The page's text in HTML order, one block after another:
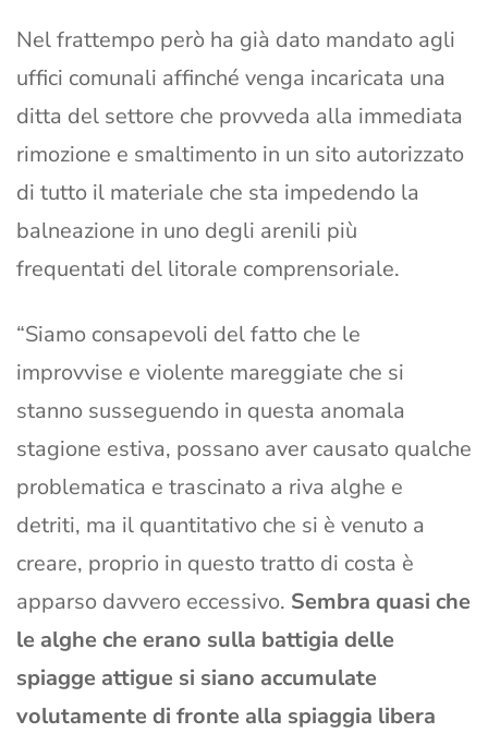
Nel frattempo però ha già dato mandato agli
uffici comunali affinché venga incaricata una
ditta del settore che provveda alla immediata
rimozione e smaltimento in un sito autorizzato
di tutto il materiale che sta impedendo la
balneazione in uno degli arenili più
frequentati del litorale comprensoriale.
“Siamo consapevoli del fatto che le
improvvise e violente mareggiate che si
stanno susseguendo in questa anomala
stagione estiva, possano aver causato qualche
problematica e trascinato a riva alghe e
detriti, ma il quantitativo che si è venuto a
creare, proprio in questo tratto di costa è
apparso davvero eccessivo. Sembra quasi che
le alghe che erano sulla battigia delle
spiagge attigue si siano accumulate
volutamente di fronte alla spiaggia libera